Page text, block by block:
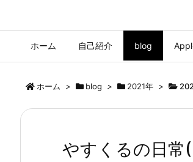
ホーム 自己紹介 blog
ホーム > blog > 2021年 >
やすくるの日常